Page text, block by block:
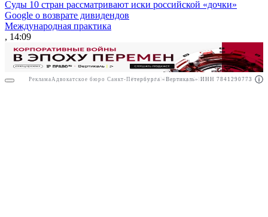
Реклама АО"Право.ру" ИНН: 7708095468
Суды 10 стран рассматривают иски российской «дочки»
Google о возврате дивидендов
Международная практика
, 14:09
Реклама Адвокатское бюро Санкт-Петербурга «Вертикаль» ИНН 7841290773